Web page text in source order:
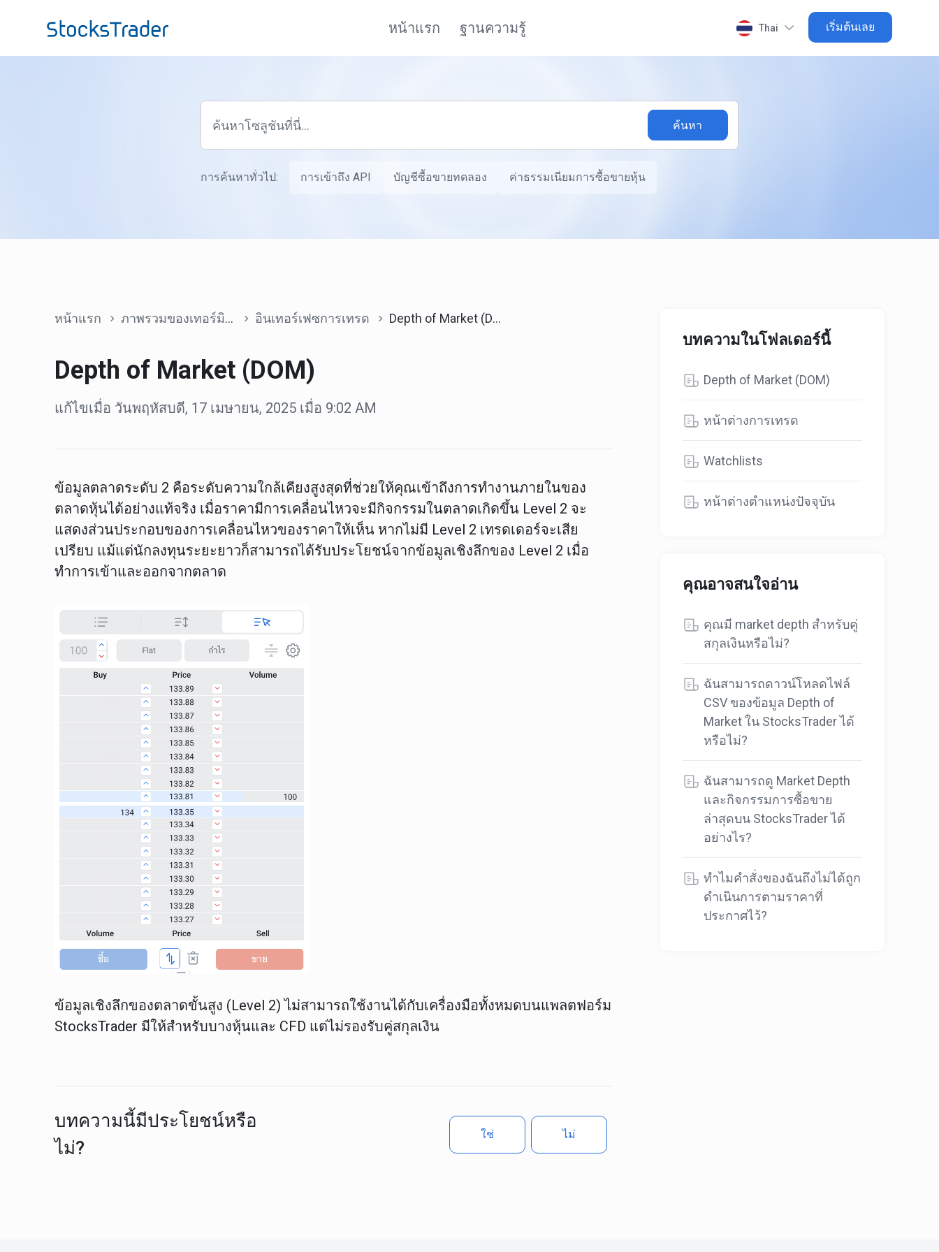
หน้าแรก ฐานความรู้ Thai เริ่มต้นเลย
การค้นหาทั่วไป: การเข้าถึง API บัญชีซื้อขายทดลอง ค่าธรรมเนียมการซื้อขายหุ้น
หน้าแรก ภาพรวมของเทอร์มินัล อินเทอร์เฟซการเทรด Depth of Market (DOM)
Depth of Market (DOM)
แก้ไขเมื่อ วันพฤหัสบดี, 17 เมษายน, 2025 เมื่อ 9:02 AM
ข้อมูลตลาดระดับ 2 คือระดับความใกล้เคียงสูงสุดที่ช่วยให้คุณเข้าถึงการทำงานภายในของ
ตลาดหุ้นได้อย่างแท้จริง เมื่อราคามีการเคลื่อนไหวจะมีกิจกรรมในตลาดเกิดขึ้น Level 2 จะ
แสดงส่วนประกอบของการเคลื่อนไหวของราคาให้เห็น หากไม่มี Level 2 เทรดเดอร์จะเสีย
เปรียบ แม้แต่นักลงทุนระยะยาวก็สามารถได้รับประโยชน์จากข้อมูลเชิงลึกของ Level 2 เมื่อ
ทำการเข้าและออกจากตลาด
ข้อมูลเชิงลึกของตลาดขั้นสูง (Level 2) ไม่สามารถใช้งานได้กับเครื่องมือทั้งหมดบนแพลตฟอร์ม
StocksTrader มีให้สำหรับบางหุ้นและ CFD แต่ไม่รองรับคู่สกุลเงิน
บทความนี้มีประโยชน์หรือ
ไม่?
ไม่
ใช่
บทความในโฟลเดอร์นี้
Depth of Market (DOM)
หน้าต่างการเทรด
Watchlists
หน้าต่างตำแหน่งปัจจุบัน
คุณอาจสนใจอ่าน
คุณมี market depth สำหรับคู่
สกุลเงินหรือไม่?
ฉันสามารถดาวน์โหลดไฟล์
CSV ของข้อมูล Depth of
Market ใน StocksTrader ได้
หรือไม่?
ฉันสามารถดู Market Depth
และกิจกรรมการซื้อขาย
ล่าสุดบน StocksTrader ได้
อย่างไร?
ทำไมคำสั่งของฉันถึงไม่ได้ถูก
ดำเนินการตามราคาที่
ประกาศไว้?